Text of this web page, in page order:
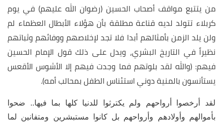
من يتتبع مواقف أصحاب الحسين (رضوان الله عليهم) في يوم
كربلاء تتولد لديه قناعة مطلقة بأن هؤلاء الأبطال العظماء لم
ولن يلد الزمن بأمثالهم أبدا فلا تجد لإخلاصهم ووفائهم وثباتهم
نظيراً في التاريخ البشري، ويدل على ذلك قول الإمام الحسين
فيهم: (والله لقد بلوتهم فما وجدت فيهم إلا الأشوس الأقعس
يستأنسون بالمنية دوني استئناس الطفل بمحالب أمه).
لقد أرخصوا أرواحهم ولم يكترثوا للدنيا كلها بما فيها.. ضحوا
بأموالهم وأولادهم وأرواحهم بل كانوا مستبشرين ومتفانين لما